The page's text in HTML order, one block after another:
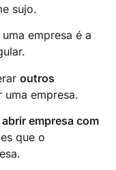
sujo.
empresa é a
outros
uma empresa.
empresa com
que o